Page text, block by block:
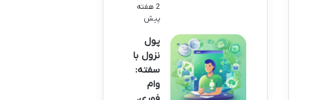
2 هفته
پیش
پول
نزول با
سفته:
وام